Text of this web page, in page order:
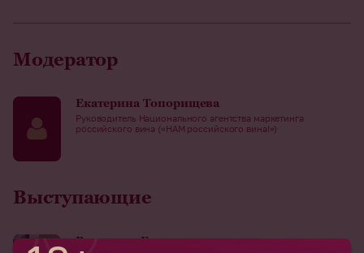
Модератор
Екатерина Топорищева
Руководитель Национального агентства маркетинга
российского вина («НАМ российского вина!»)
Выступающие
Владимир Гунько